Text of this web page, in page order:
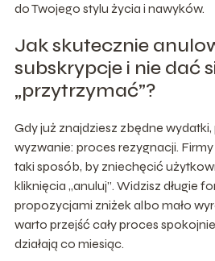
do Twojego stylu życia i nawyków.
Jak skutecznie
subskrypcje i nie dać
„przytrzymać”?
Gdy już znajdziesz zbędne
wyzwanie: proces rezygnacji.
taki sposób, by zniechęcić
kliknięcia „anuluj”. Widzisz długie
propozycjami zniżek albo mało
warto przejść cały proces
działają co miesiąc.